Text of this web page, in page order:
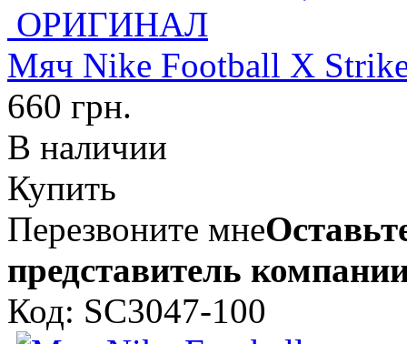
Мяч Nike Football X
660 грн.
В наличии
Купить
Перезвоните мне
представитель
Код: SC3047-100